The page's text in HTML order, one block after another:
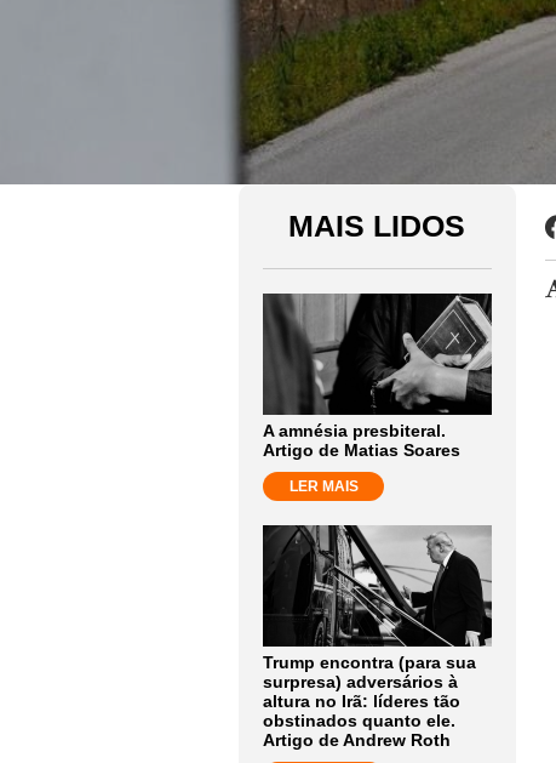
MAIS LIDOS
A amnésia presbiteral.
Artigo de Matias Soares
LER MAIS
Trump encontra (para sua
surpresa) adversários à
altura no Irã: líderes tão
obstinados quanto ele.
Artigo de Andrew Roth